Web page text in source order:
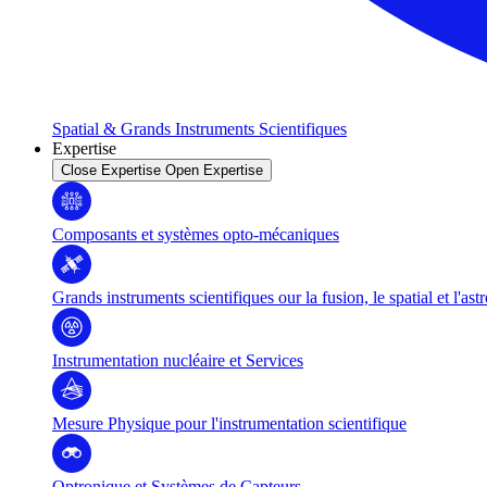
Spatial & Grands Instruments Scientifiques
Expertise
Close Expertise Open Expertise
Composants et systèmes opto-mécaniques
Grands instruments scientifiques our la fusion, le spatial et
Instrumentation nucléaire et Services
Mesure Physique pour l'instrumentation scientifique